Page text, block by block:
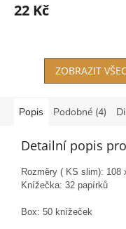
22 Kč
ZOBRAZIT
Popis Podobné (4)
Detailní popis
Rozměry ( KS slim): 108
Knížečka: 32 papírků
Box: 50 knížeček